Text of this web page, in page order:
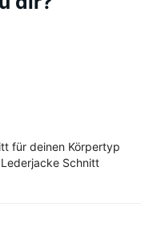
für deinen Körpertyp
Schnitt